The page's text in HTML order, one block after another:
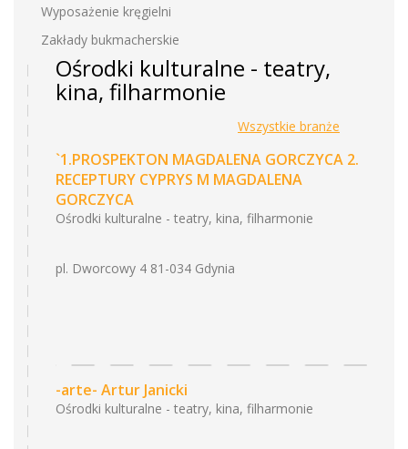
Wyposażenie kręgielni
Zakłady bukmacherskie
Ośrodki kulturalne - teatry,
kina, filharmonie
Wszystkie branże
`1.PROSPEKTON MAGDALENA GORCZYCA 2.
RECEPTURY CYPRYS M MAGDALENA
GORCZYCA
Ośrodki kulturalne - teatry, kina, filharmonie
pl. Dworcowy 4 81-034 Gdynia
-arte- Artur Janicki
Ośrodki kulturalne - teatry, kina, filharmonie